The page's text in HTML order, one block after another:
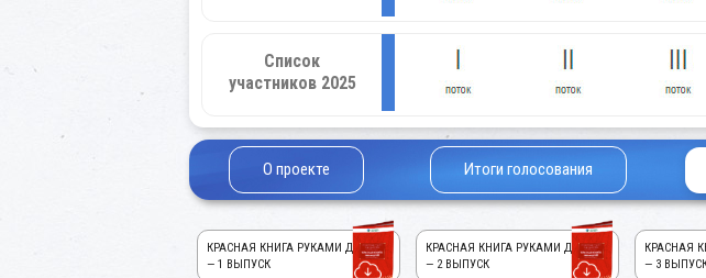
Список
участников 2025
О проекте Итоги голосования
КРАСНАЯ КНИГА РУКАМИ ДЕТЕЙ!
— 1 ВЫПУСК
КРАСНАЯ КНИГА РУКАМИ ДЕТЕЙ!
— 2 ВЫПУСК
КРАСНАЯ
— 3